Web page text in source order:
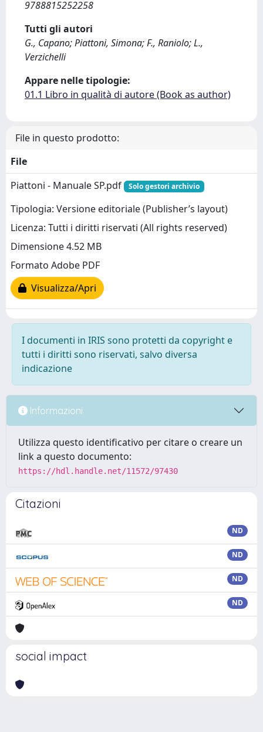
9788815252258
Tutti gli autori
G., Capano; Piattoni, Simona; F., Raniolo; L.,
Verzichelli
Appare nelle tipologie:
01.1 Libro in qualità di autore (Book as author)
File in questo prodotto:
File
Piattoni - Manuale SP.pdf
Solo gestori archivio
Tipologia: Versione editoriale (Publisher’s layout)
Licenza: Tutti i diritti riservati (All rights reserved)
Dimensione 4.52 MB
Formato Adobe PDF
Visualizza/Apri
I documenti in IRIS sono protetti da copyright e
tutti i diritti sono riservati, salvo diversa
indicazione
Informazioni
Utilizza questo identificativo per citare o creare un
link a questo documento:
https://hdl.handle.net/11572/97430
Citazioni
ND
ND
ND
ND
social impact